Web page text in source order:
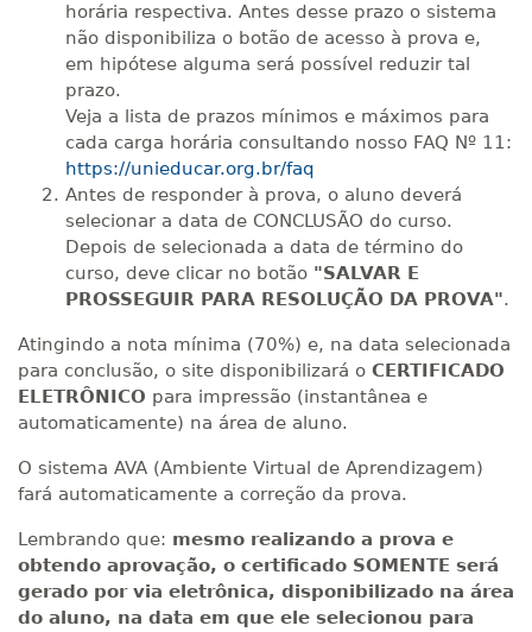
horária respectiva. Antes desse prazo o sistema
não disponibiliza o botão de acesso à prova e,
em hipótese alguma será possível reduzir tal
prazo.
Veja a lista de prazos mínimos e máximos para
cada carga horária consultando nosso FAQ Nº 11:
https://unieducar.org.br/faq
Antes de responder à prova, o aluno deverá
selecionar a data de CONCLUSÃO do curso.
Depois de selecionada a data de término do
curso, deve clicar no botão "SALVAR E
PROSSEGUIR PARA RESOLUÇÃO DA PROVA".
Atingindo a nota mínima (70%) e, na data selecionada
para conclusão, o site disponibilizará o CERTIFICADO
ELETRÔNICO para impressão (instantânea e
automaticamente) na área de aluno.
O sistema AVA (Ambiente Virtual de Aprendizagem)
fará automaticamente a correção da prova.
Lembrando que: mesmo realizando a prova e
obtendo aprovação, o certificado SOMENTE será
gerado por via eletrônica, disponibilizado na área
do aluno, na data em que ele selecionou para